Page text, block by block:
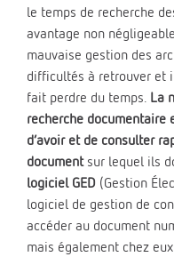
le temps de recherche
avantage non
mauvaise gestion des
difficultés à retrouver et
fait perdre du temps. La
recherche
d’avoir et de consulter
documentsur lequel ils
logiciel GED (Gestion
logiciel de gestion de
accéder au document
mais également chez